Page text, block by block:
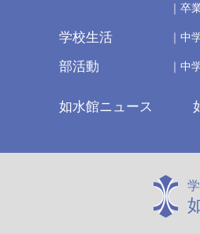
卒
学校生活 中
部活動 中
如水館ニュース